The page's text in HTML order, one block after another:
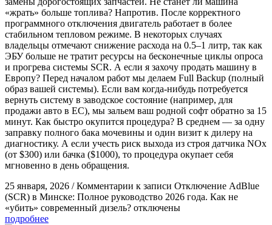
«жрать» больше топлива? Напротив. После корректного
программного отключения двигатель работает в более
стабильном тепловом режиме. В некоторых случаях
владельцы отмечают снижение расхода на 0.5–1 литр, так как
ЭБУ больше не тратит ресурсы на бесконечные циклы опроса
и прогрева системы SCR. А если я захочу продать машину в
Европу? Перед началом работ мы делаем Full Backup (полный
образ вашей системы). Если вам когда-нибудь потребуется
вернуть систему в заводское состояние (например, для
продажи авто в ЕС), мы зальем ваш родной софт обратно за 15
минут. Как быстро окупится процедура? В среднем — за одну
заправку полного бака мочевины и один визит к дилеру на
диагностику. А если учесть риск выхода из строя датчика NOx
(от $300) или бачка ($1000), то процедура окупает себя
мгновенно в день обращения.
25 января, 2026 / Комментарии к записи Отключение AdBlue
(SCR) в Минске: Полное руководство 2026 года. Как не
«убить» современный дизель? отключены
подробнее